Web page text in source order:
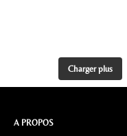
Charger plus
A PROPOS